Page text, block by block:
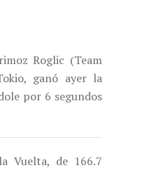
Roglic (Team
ganó ayer la
por 6 segundos
Vuelta, de 166.7